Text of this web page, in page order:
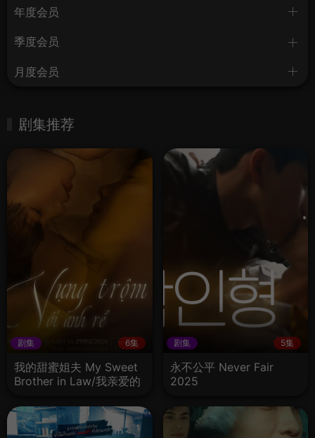
年度会员
季度会员
月度会员
剧集推荐
剧集 6集
我的甜蜜姐夫 My Sweet
Brother in Law/我亲爱的
剧集 5集
永不公平 Never Fair
2025